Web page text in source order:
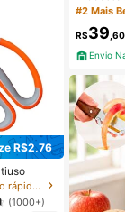
R$2,76
em Envio rápido Outras ferramentas para frutas e v
(1000+)
átil
#2 Mais
R$39 ,60
Envio